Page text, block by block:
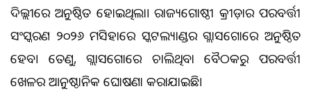
ଦିଲ୍ଲୀରେ ଅନୁଷ୍ଠିତ ହୋଇଥିଲା। ରାଜ୍ୟଗୋଷ୍ଠୀ କ୍ରୀଡ଼ାର ପରବର୍ତ୍ତୀ
ସଂସ୍କରଣ ୨୦୨୬ ମସିହାରେ ସ୍କଟଲ୍ୟାଣ୍ଡର ଗ୍ଲାସଗୋରେ ଅନୁଷ୍ଠିତ
ହେବ। ତେଣୁ, ଗ୍ଲାସଗୋରେ ଚାଲିଥିବା ବୈଠକରୁ ପରବର୍ତ୍ତୀ
ଖେଳର ଆନୁଷ୍ଠାନିକ ଘୋଷଣା କରାଯାଇଛି।